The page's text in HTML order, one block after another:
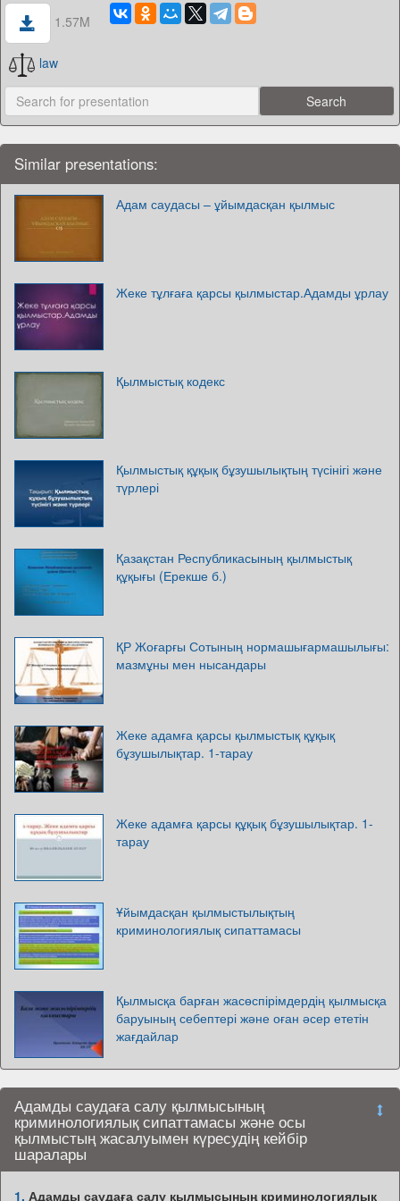
1.57M
law
Similar presentations:
Адам саудасы – ұйымдасқан қылмыс
Жеке тұлғаға қарсы қылмыстар.Адамды ұрлау
Қылмыстық кодекс
Қылмыстық құқық бұзушылықтың түсінігі және
түрлері
Қазақстан Республикасының қылмыстық
құқығы (Ерекше б.)
ҚР Жоғарғы Сотының нормашығармашылығы:
мазмұны мен нысандары
Жеке адамға қарсы қылмыстық құқық
бұзушылықтар. 1-тарау
Жеке адамға қарсы құқық бұзушылықтар. 1-
тарау
Ұйымдасқан қылмыстылықтың
криминологиялық сипаттамасы
Қылмысқа барған жасөспірімдердің қылмысқа
баруының себептері және оған әсер ететін
жағдайлар
Адамды саудаға салу қылмысының
криминологиялық сипаттамасы және осы
қылмыстың жасалуымен күресудің кейбір
шаралары
1. Адамды саудаға салу қылмысының криминологиялық